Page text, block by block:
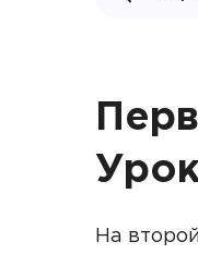
На